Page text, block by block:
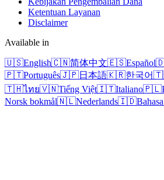
Ketentuan Layanan
Disclaimer
Available in
🇺🇸English🇨🇳简体中文🇪🇸Español
🇵🇹Português🇯🇵日本語🇰🇷한국어
🇹🇭ไทย🇻🇳Tiếng Việt🇮🇹Italiano🇵🇱
Norsk bokmål🇳🇱Nederlands🇮🇩